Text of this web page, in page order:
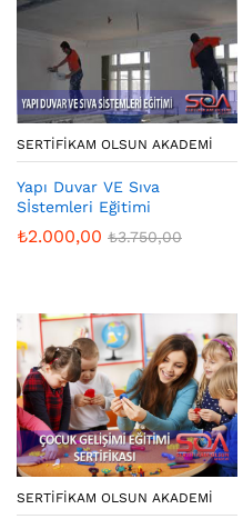
SERTIFIKAM OLSUN AKADEMI
Yapı Duvar VE Sıva
Sİstemleri Eğitimi
₺2.000,00 ₺3.750,00
SERTIFIKAM OLSUN AKADEMI